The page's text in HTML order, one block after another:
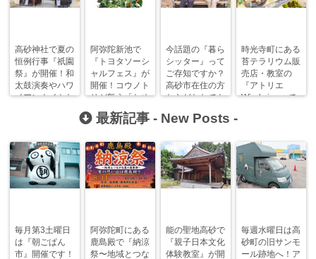
高砂神社で夏の
恒例行事『祇園
祭』が開催！和
太鼓演奏やハワ
イアンナイトな
阿弥陀新池で
『トヨタソーシ
ャルフェス』が
開催！コウノト
リが舞う「ため
池」を守ってい
こう！
今話題の『暮ら
シッター』って
ご存知ですか？
高砂市在住の方
ならどなたでも
時光寺町にある
苔テラリウム販
売店・教室の
『アトリエ
Windwing』で
最新記事 - New Posts -
毎月第3土曜日
は『朝ごぱん
市』開催です！
阿弥陀町にある
鹿島殿で『納涼
祭〜地域とつな
能の聖地高砂で
『親子日本文化
体験教室』が開
毎週水曜日は高
砂町の旧サンモ
ール跡地へ！ア